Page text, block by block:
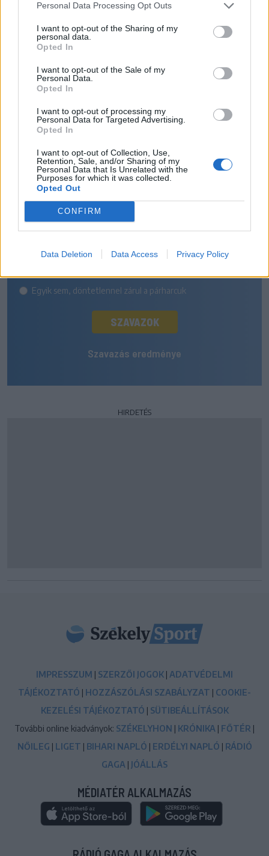
Personal Data Processing Opt Outs
I want to opt-out of the Sharing of my
personal data.
Opted In
I want to opt-out of the Sale of my
Personal Data.
Opted In
I want to opt-out of processing my
Personal Data for Targeted Advertising.
Opted In
I want to opt-out of Collection, Use,
Retention, Sale, and/or Sharing of my
Personal Data that Is Unrelated with the
Purposes for which it was collected.
Opted Out
CONFIRM
Data Deletion Data Access Privacy Policy
Melyik csapat nyeri a székely
rangadót a Szuperliga 5.
fordulójában?
Egyik sem, döntetlennel zárul a párharcuk
SZAVAZOK
Szavazás eredménye
HIRDETÉS
IMPRESSZUM | SZERZŐI JOGOK | ADATVÉDELMI
TÁJÉKOZTATÓ | HOZZÁSZÓLÁSI SZABÁLYZAT | COOKIE-
KEZELÉSI TÁJÉKOZTATÓ | SÜTIBEÁLLÍTÁSOK
További online kiadványok: SZÉKELYHON | KRÓNIKA | FŐTÉR |
NŐILEG | LIGET | BIHARI NAPLÓ | ERDÉLYI NAPLÓ | RÁDIÓ
GAGA | JÓÁLLÁS
MÉDIATÉR ALKALMAZÁS